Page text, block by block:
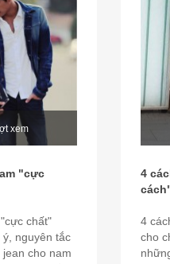
xem
"cực
chất"
nguyên tắc
cho nam
4
4
cho